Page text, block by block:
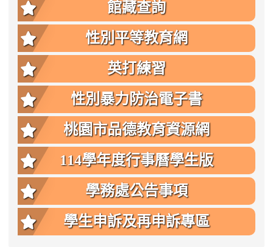
館藏查詢
性別平等教育網
英打練習
性別暴力防治電子書
桃園市品德教育資源網
114學年度行事曆學生版
學務處公告事項
學生申訴及再申訴專區